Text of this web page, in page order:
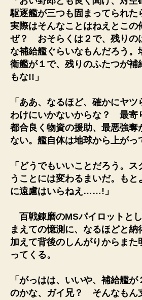
駆逐艦が三つも固まってられた
実際はそんなことはねえとこの
ぜ？ おそらくは２で、残りの
な補給艦ぐらいなもんだろう。
衛艦が１で、残りのふたつが補
もな!!」
「ああ、なるほど、確かにヤ
わけにいかないからな？ 最寄
都合良く物資の援助、最悪強奪
ない。艦自体は地球から上がっ
「どうでもいいことだろう。
うことには変わるまいだ。もと
に遠慮はいらねえ……!」
百戦錬磨のMSパイロットと
まえての憶測に、なるほどと納
加えて背後のしんがりからまた
ってくる。
「がっはは、いいや、補給艦
のかな、ガイ兄？ そんなもん